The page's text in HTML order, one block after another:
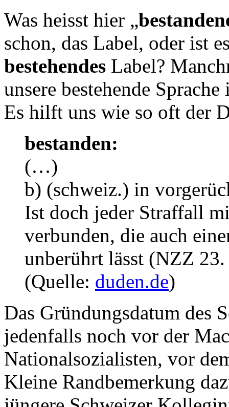
Was heisst hier „
schon, das Label, oder ist
bestehendes Label?
unsere bestehende
Es hilft uns wie so oft der
bestanden:
(…)
b) (schweiz.) in
Ist doch jeder Straffall
verbunden, die auch
unberührt lässt (NZZ
(Quelle: duden.de)
Das Gründungsdatum des
jedenfalls noch vor der
Nationalsozialisten, vor
Kleine Randbemerkung